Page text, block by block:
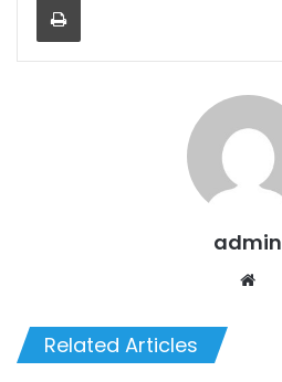
admin
Related Articles